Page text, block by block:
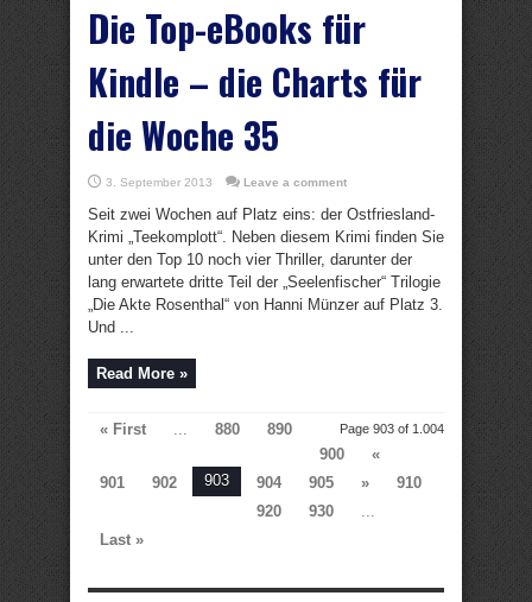
Die Top-eBooks für
Kindle – die Charts für
die Woche 35
3. September 2013 Leave a comment
Seit zwei Wochen auf Platz eins: der Ostfriesland-
Krimi „Teekomplott“. Neben diesem Krimi finden Sie
unter den Top 10 noch vier Thriller, darunter der
lang erwartete dritte Teil der „Seelenfischer“ Trilogie
„Die Akte Rosenthal“ von Hanni Münzer auf Platz 3.
Und ...
Read More »
Page 903 of 1.004
« First ... 880
890
900
«
901
902 903 904 905 »
910
920
930
...
Last »